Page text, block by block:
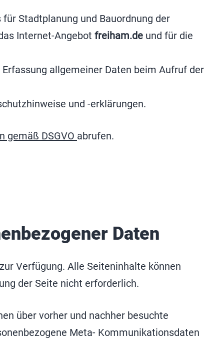
Stadtplanung und Bauordnung der
Internet-Angebot freiham.de und für die
allgemeiner Daten beim Aufruf der
und -erklärungen.
gemäß DSGVO abrufen.
Daten
Verfügung. Alle Seiteninhalte können
der Seite nicht erforderlich.
über vorher und nachher besuchte
Meta- Kommunikationsdaten